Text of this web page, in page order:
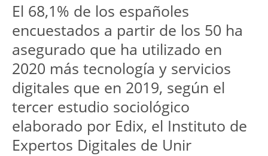
El 68,1% de los españoles
encuestados a partir de los 50 ha
asegurado que ha utilizado en
2020 más tecnología y servicios
digitales que en 2019, según el
tercer estudio sociológico
elaborado por Edix, el Instituto de
Expertos Digitales de Unir